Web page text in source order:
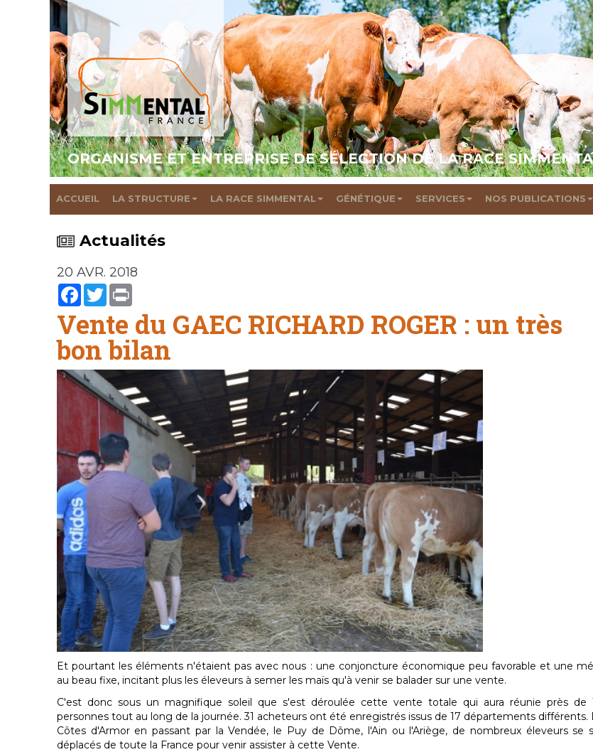
ORGANISME ET ENTREPRISE DE SÉLECTION DE LA RACE
ACCUEIL LA STRUCTURE LA RACE SIMMENTAL GÉNÉTIQUE SERVICES NOS PUBLICATIONS
Actualités
20 AVR. 2018
Facebook
Twitter
Vente du GAEC RICHARD ROGER : un très
bon bilan
Et pourtant les éléments n'étaient pas avec nous : une conjoncture économique peu favorable et une
au beau fixe, incitant plus les éleveurs à semer les maïs qu'à venir se balader sur une vente.
C'est donc sous un magnifique soleil que s'est déroulée cette vente totale qui aura réunie près de
personnes tout au long de la journée. 31 acheteurs ont été enregistrés issus de 17 départements différents.
Côtes d'Armor en passant par la Vendée, le Puy de Dôme, l'Ain ou l'Ariège, de nombreux éleveurs se
déplacés de toute la France pour venir assister à cette Vente.